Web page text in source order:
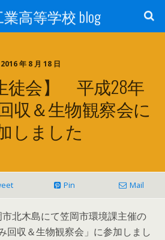
高等学校 blog
2016 年 8 月 18 日
生徒会】 平成28年
＆生物観察会に
しました
Pin Mail
北木島にて笠岡市環境課主催の
回収＆生物観察会」に参加しまし